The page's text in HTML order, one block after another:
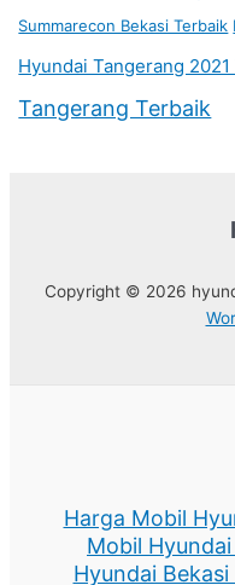
Summarecon Bekasi Terbaik
Hyundai Tangerang
Tangerang Terbaik
Copyright © 2026
Harga Mobil
Mobil
Hyundai